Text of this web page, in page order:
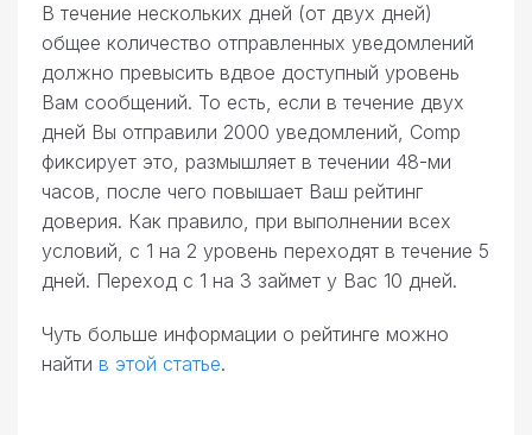
В течение нескольких дней (от двух дней)
общее количество отправленных уведомлений
должно превысить вдвое доступный уровень
Вам сообщений. То есть, если в течение двух
дней Вы отправили 2000 уведомлений, Comp
фиксирует это, размышляет в течении 48-ми
часов, после чего повышает Ваш рейтинг
доверия. Как правило, при выполнении всех
условий, с 1 на 2 уровень переходят в течение 5
дней. Переход с 1 на 3 займет у Вас 10 дней.
Чуть больше информации о рейтинге можно
найти в этой статье.